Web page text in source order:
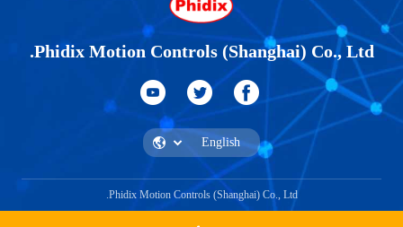
Phidix Motion Controls (Shanghai) Co., Ltd.
Phidix Motion Controls (Shanghai) Co., Ltd.